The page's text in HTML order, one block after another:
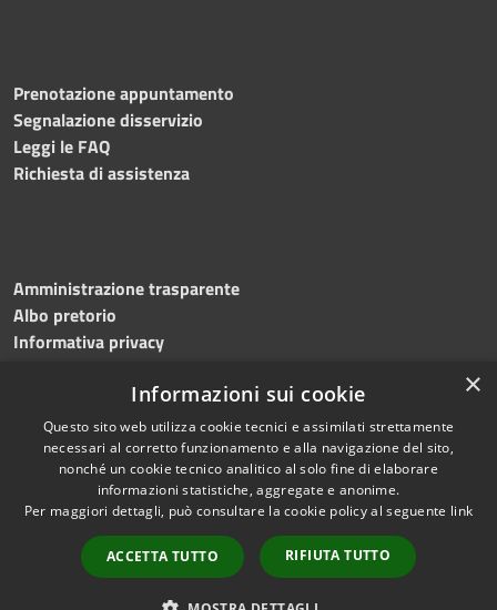
Prenotazione appuntamento
Segnalazione disservizio
Leggi le FAQ
Richiesta di assistenza
Amministrazione trasparente
Albo pretorio
Informativa privacy
Dichiarazione di accessibilità Meccanismo di feedback
RSS
Copyright © 2026 • Comune di
Municipium•
Accesso
redazione
×
Informazioni sui cookie
Questo sito web utilizza cookie tecnici e assimilati strettamente
necessari al corretto funzionamento e alla navigazione del sito,
nonché un cookie tecnico analitico al solo fine di elaborare
informazioni statistiche, aggregate e anonime.
Per maggiori dettagli, può consultare la cookie policy al seguente link
ACCETTA TUTTO RIFIUTA TUTTO